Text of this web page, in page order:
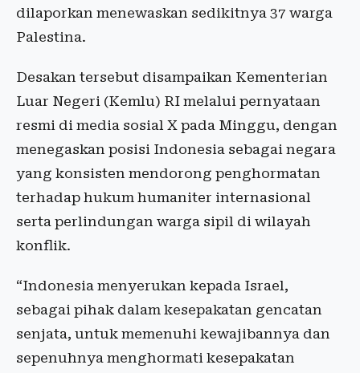
dilaporkan menewaskan sedikitnya 37 warga
Palestina.
Desakan tersebut disampaikan Kementerian
Luar Negeri (Kemlu) RI melalui pernyataan
resmi di media sosial X pada Minggu, dengan
menegaskan posisi Indonesia sebagai negara
yang konsisten mendorong penghormatan
terhadap hukum humaniter internasional
serta perlindungan warga sipil di wilayah
konflik.
“Indonesia menyerukan kepada Israel,
sebagai pihak dalam kesepakatan gencatan
senjata, untuk memenuhi kewajibannya dan
sepenuhnya menghormati kesepakatan